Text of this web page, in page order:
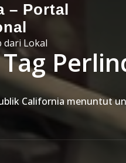
– Portal
dari Lokal
Tag
California menuntut